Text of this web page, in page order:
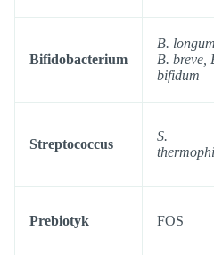
Bifidobacterium
B. longum,
B. breve,
bifidum
Streptococcus
S.
Prebiotyk FOS